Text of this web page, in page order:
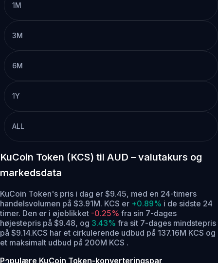
1M
3M
6M
1Y
ALL
KuCoin Token (KCS) til AUD – valutakurs og
markedsdata
KuCoin Token's pris i dag er $9.45, med en 24-timers
handelsvolumen på $3.91M. KCS er +0.89% i de sidste 24
timer. Den er i øjeblikket -0.25% fra sin 7-dages
højestepris på $9.48, og 3.43% fra sit 7-dages mindstepris
på $9.14.KCS har et cirkulerende udbud på 137.16M KCS og
et maksimalt udbud på 200M KCS .
Populære KuCoin Token-konverteringspar